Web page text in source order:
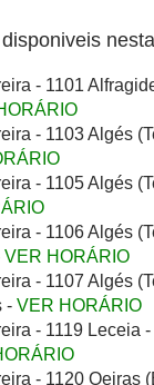
- 1101
- 1103 Algés
- 1105 Algés
- 1106 Algés
VER HORÁRIO
- 1107 Algés
- VER HORÁRIO
- 1119 Leceia
- 1120 Oeiras